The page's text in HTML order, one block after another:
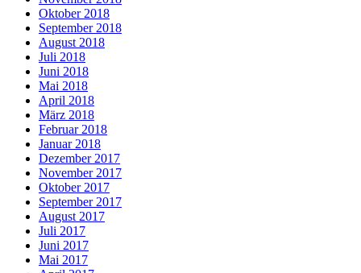
Oktober 2018
September 2018
August 2018
Juli 2018
Juni 2018
Mai 2018
April 2018
März 2018
Februar 2018
Januar 2018
Dezember 2017
November 2017
Oktober 2017
September 2017
August 2017
Juli 2017
Juni 2017
Mai 2017